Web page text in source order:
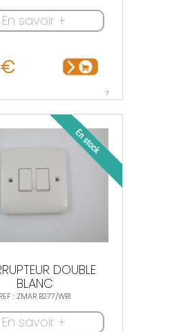
En savoir +
€
7
DOUBLE
BLANC
REF : ZMAR B277/WB1
En savoir +